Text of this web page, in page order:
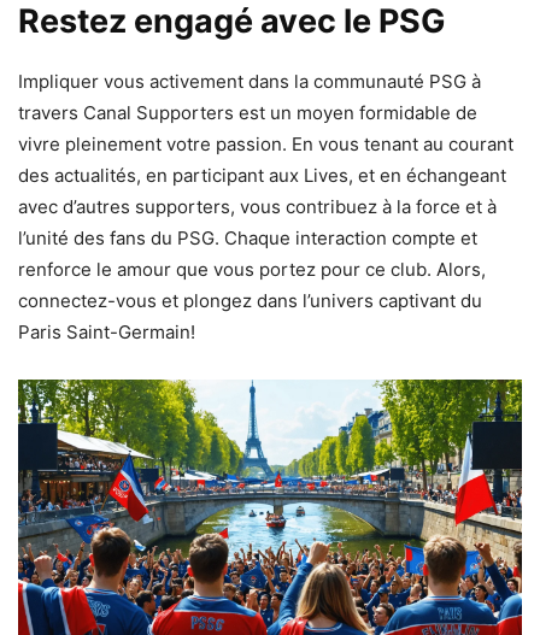
Restez engagé avec le PSG
Impliquer vous activement dans la communauté PSG à
travers Canal Supporters est un moyen formidable de
vivre pleinement votre passion. En vous tenant au courant
des actualités, en participant aux Lives, et en échangeant
avec d’autres supporters, vous contribuez à la force et à
l’unité des fans du PSG. Chaque interaction compte et
renforce le amour que vous portez pour ce club. Alors,
connectez-vous et plongez dans l’univers captivant du
Paris Saint-Germain!